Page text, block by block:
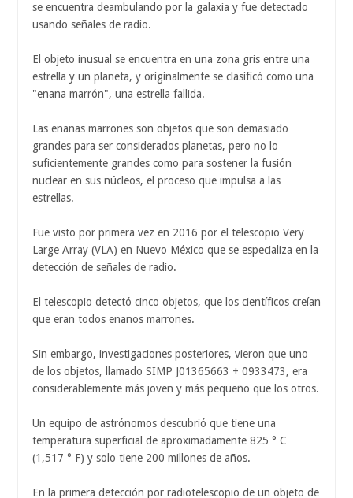
se encuentra deambulando por la galaxia y fue detectado
usando señales de radio.
El objeto inusual se encuentra en una zona gris entre una
estrella y un planeta, y originalmente se clasificó como una
"enana marrón", una estrella fallida.
Las enanas marrones son objetos que son demasiado
grandes para ser considerados planetas, pero no lo
suficientemente grandes como para sostener la fusión
nuclear en sus núcleos, el proceso que impulsa a las
estrellas.
Fue visto por primera vez en 2016 por el telescopio Very
Large Array (VLA) en Nuevo México que se especializa en la
detección de señales de radio.
El telescopio detectó cinco objetos, que los científicos creían
que eran todos enanos marrones.
Sin embargo, investigaciones posteriores, vieron que uno
de los objetos, llamado SIMP J01365663 + 0933473, era
considerablemente más joven y más pequeño que los otros.
Un equipo de astrónomos descubrió que tiene una
temperatura superficial de aproximadamente 825 ° C
(1,517 ° F) y solo tiene 200 millones de años.
En la primera detección por radiotelescopio de un objeto de